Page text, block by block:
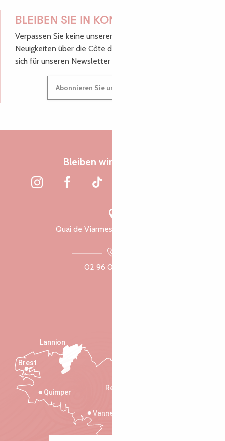
BLEIBEN SIE IN KONTAKT!
Verpassen Sie keine unserer guten Tipps und
Neuigkeiten über die Côte de Granit Rose, melden Sie
sich für unseren Newsletter an.
Abonnieren Sie unseren Newsletter
Bleiben wir verbunden
Quai de Viarmes, 22300 Lannion
02 96 05 60 70
Rennes
Vannes
Quimper
Lannion
Brest